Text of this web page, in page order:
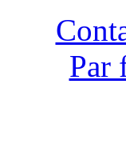
Par